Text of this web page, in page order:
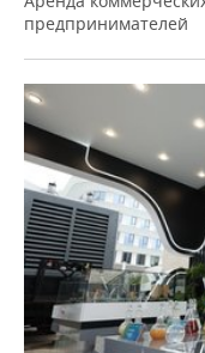
предпринимателей